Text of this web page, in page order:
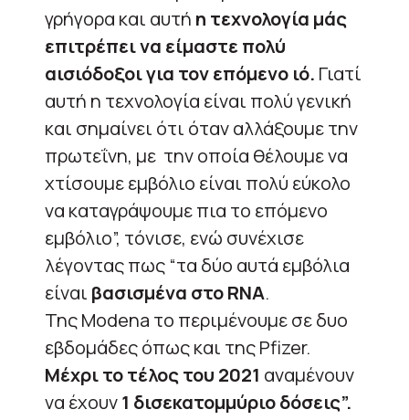
γρήγορα και αυτή η τεχνολογία μάς
επιτρέπει να είμαστε πολύ
αισιόδοξοι για τον επόμενο ιό. Γιατί
αυτή η τεχνολογία είναι πολύ γενική
και σημαίνει ότι όταν αλλάξουμε την
πρωτεΐνη, με την οποία θέλουμε να
χτίσουμε εμβόλιο είναι πολύ εύκολο
να καταγράψουμε πια το επόμενο
εμβόλιο”, τόνισε, ενώ συνέχισε
λέγοντας πως “τα δύο αυτά εμβόλια
είναι βασισμένα στο RNA.
Της Modena το περιμένουμε σε δυο
εβδομάδες όπως και της Pfizer.
Μέχρι το τέλος του 2021 αναμένουν
να έχουν1 δισεκατομμύριο δόσεις”.